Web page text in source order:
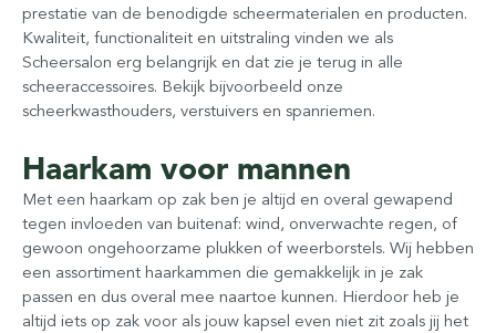
prestatie van de benodigde scheermaterialen en producten.
Kwaliteit, functionaliteit en uitstraling vinden we als
Scheersalon erg belangrijk en dat zie je terug in alle
scheeraccessoires. Bekijk bijvoorbeeld onze
scheerkwasthouders, verstuivers en spanriemen.
Haarkam voor mannen
Met een haarkam op zak ben je altijd en overal gewapend
tegen invloeden van buitenaf: wind, onverwachte regen, of
gewoon ongehoorzame plukken of weerborstels. Wij hebben
een assortiment haarkammen die gemakkelijk in je zak
passen en dus overal mee naartoe kunnen. Hierdoor heb je
altijd iets op zak voor als jouw kapsel even niet zit zoals jij het